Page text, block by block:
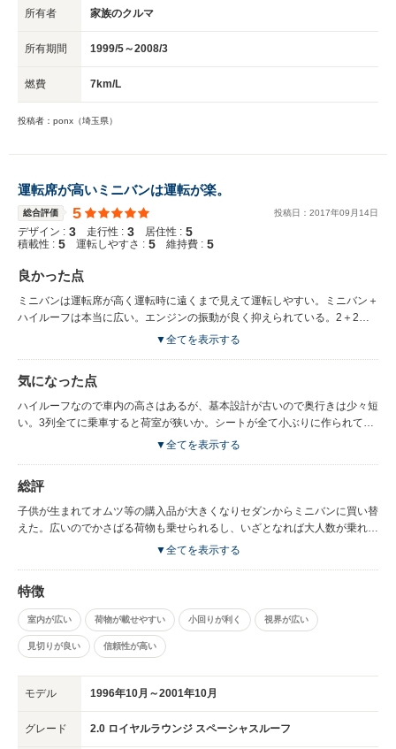
所有者 家族のクルマ
所有期間 1999/5～2008/3
燃費 7km/L
投稿者：ponx（埼玉県）
運転席が高いミニバンは運転が楽。
総合評価 5 投稿日： 2017年09 月 14日
デザイン : 3 走行性 : 3 居住性 : 5
積載性 : 5 運転しやすさ : 5 維持費 : 5
良かった点
ミニバンは運転席が高く運転時に遠くまで見えて運転しやすい。ミニバン＋
ハイルーフは本当に広い。エンジンの振動が良く抑えられている。2＋2＋3
人乗りのキャプテンシートにしたが買い物の荷物等を3列目に置きやすい。
シート間が広く移動しやすい。
▼全てを表示する
気になった点
ハイルーフなので車内の高さはあるが、基本設計が古いので奥行きは少々短
い。3列全てに乗車すると荷室が狭いか。シートが全て小ぶりに作られてい
る為、特に3列目に乗車する際にはヘッドレストをずいぶん伸ばす必要あ
いたように雪に弱い。FFのミニバンなら冬季はスタッドレスタイヤでスキ
ー場まで行けるが、FRのミニバンはスタッドレスタイヤを装着しても、最
後はチェーンが必要。大きい車なので燃費は悪い。
▼全てを表示する
総評
子供が生まれてオムツ等の購入品が大きくなりセダンからミニバンに買い替
えた。広いのでかさばる荷物も乗せられるし、いざとなれば大人数が乗れる
のが助かる。運転席が高いと運転が楽しくなる。
▼全てを表示する
特徴
室内が広い 荷物が載せやすい 小回りが利く 視界が広い
見切りが良い 信頼性が高い
モデル 1996年10月～2001年10月
グレード 2.0 ロイヤルラウンジ スペーシャスルーフ